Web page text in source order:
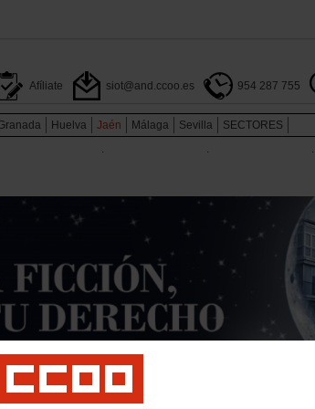
Afíliate siot@and.ccoo.es 954 287 755
Huelva Jaén Málaga Sevilla
SECTORES
.
. .